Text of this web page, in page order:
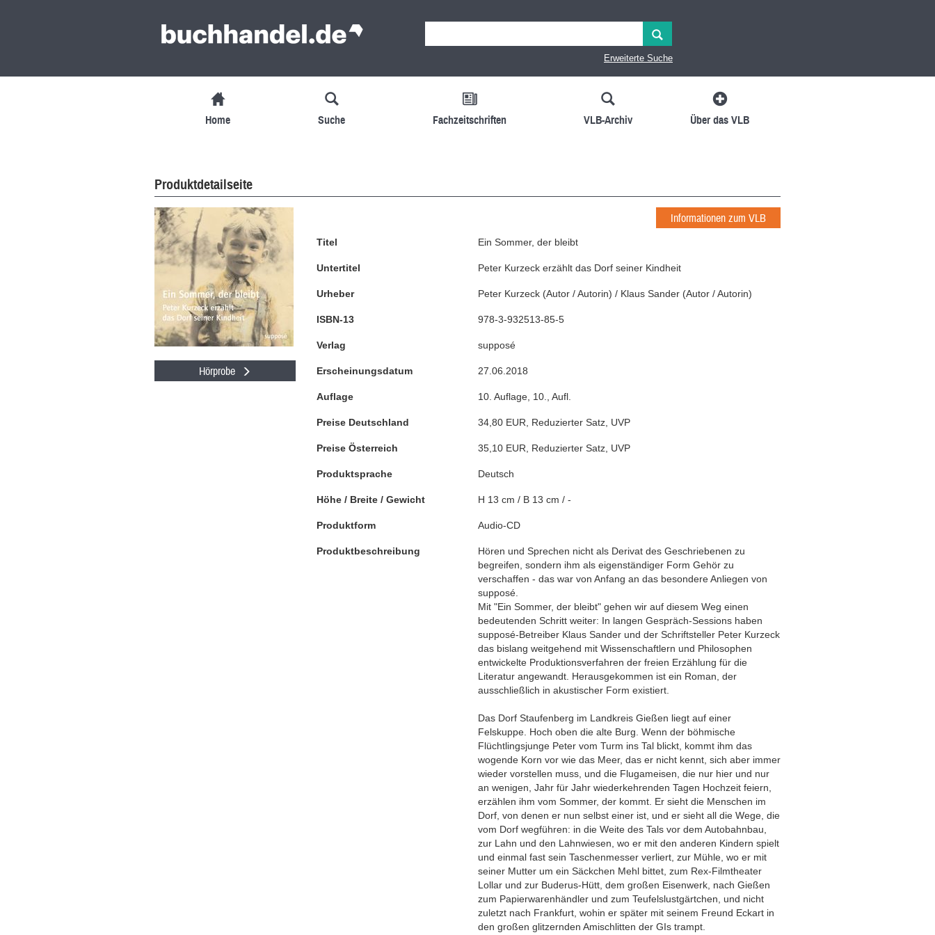
Erweiterte Suche
Home Suche Fachzeitschriften VLB-Archiv Über das VLB
Produktdetailseite
Hörprobe
Informationen zum VLB
Titel Ein Sommer, der bleibt
Untertitel Peter Kurzeck erzählt das Dorf seiner Kindheit
Urheber Peter Kurzeck (Autor / Autorin) / Klaus Sander (Autor / Autorin)
ISBN-13 978-3-932513-85-5
Verlag supposé
Erscheinungsdatum 27.06.2018
Auflage 10. Auflage 10., Aufl.
Preise Deutschland 34,80 EUR Reduzierter Satz UVP
Preise Österreich 35,10 EUR Reduzierter Satz UVP
Produktsprache Deutsch
Höhe / Breite / Gewicht H 13 cm / B 13 cm / -
Produktform Audio-CD
Produktbeschreibung
Hören und Sprechen nicht als Derivat des Geschriebenen zu
begreifen, sondern ihm als eigenständiger Form Gehör zu
verschaffen - das war von Anfang an das besondere Anliegen von
supposé.
Mit "Ein Sommer, der bleibt" gehen wir auf diesem Weg einen
bedeutenden Schritt weiter: In langen Gespräch-Sessions haben
supposé-Betreiber Klaus Sander und der Schriftsteller Peter Kurzeck
das bislang weitgehend mit Wissenschaftlern und Philosophen
entwickelte Produktionsverfahren der freien Erzählung für die
Literatur angewandt. Herausgekommen ist ein Roman, der
ausschließlich in akustischer Form existiert.
Das Dorf Staufenberg im Landkreis Gießen liegt auf einer
Felskuppe. Hoch oben die alte Burg. Wenn der böhmische
Flüchtlingsjunge Peter vom Turm ins Tal blickt, kommt ihm das
wogende Korn vor wie das Meer, das er nicht kennt, sich aber immer
wieder vorstellen muss, und die Flugameisen, die nur hier und nur
an wenigen, Jahr für Jahr wiederkehrenden Tagen Hochzeit feiern,
erzählen ihm vom Sommer, der kommt. Er sieht die Menschen im
Dorf, von denen er nun selbst einer ist, und er sieht all die Wege, die
vom Dorf wegführen: in die Weite des Tals vor dem Autobahnbau,
zur Lahn und den Lahnwiesen, wo er mit den anderen Kindern spielt
und einmal fast sein Taschenmesser verliert, zur Mühle, wo er mit
seiner Mutter um ein Säckchen Mehl bittet, zum Rex-Filmtheater
Lollar und zur Buderus-Hütt, dem großen Eisenwerk, nach Gießen
zum Papierwarenhändler und zum Teufelslustgärtchen, und nicht
zuletzt nach Frankfurt, wohin er später mit seinem Freund Eckart in
den großen glitzernden Amischlitten der GIs trampt.